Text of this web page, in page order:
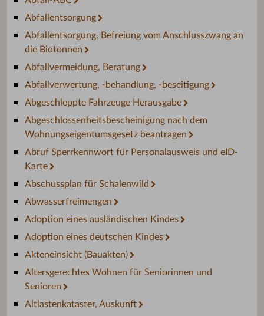
Abfallentsorgung
Abfallentsorgung, Befreiung vom Anschlusszwang an
die Biotonnen
Abfallvermeidung, Beratung
Abfallverwertung, -behandlung, -beseitigung
Abgeschleppte Fahrzeuge Herausgabe
Abgeschlossenheitsbescheinigung nach dem
Wohnungseigentumsgesetz beantragen
Abruf Sperrkennwort für Personalausweis und eID-
Karte
Abschussplan für Schalenwild
Abwasserfreimengen
Adoption eines ausländischen Kindes
Adoption eines deutschen Kindes
Akteneinsicht (Bauakten)
Altersgerechtes Wohnen für Seniorinnen und
Senioren
Altlastenkataster, Auskunft